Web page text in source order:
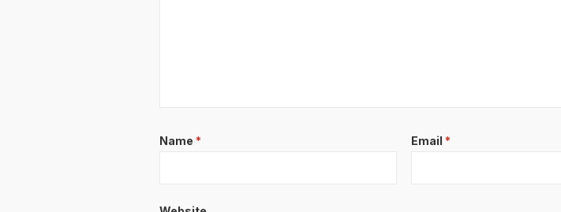
Name * Email *